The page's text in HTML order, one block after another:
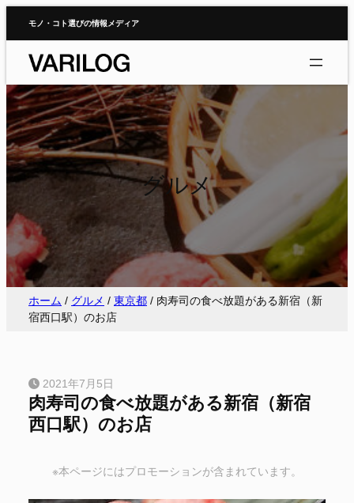
キ
ッ
プ
モノ・コト選びの情報メディア
グルメ
ホーム / グルメ / 東京都 / 肉寿司の食べ放題がある新宿（新
宿西口駅）のお店
2021年7月5日
肉寿司の食べ放題がある新宿（新宿
西口駅）のお店
※本ページにはプロモーションが含まれています。